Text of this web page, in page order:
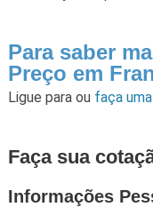
Para saber
Preço em
Ligue para ou faça
Faça sua
Informações